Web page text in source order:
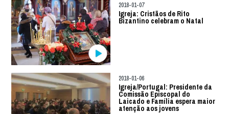
2018-01-07
Igreja: Cristãos de Rito
Bizantino celebram o Natal
2018-01-06
Igreja/Portugal: Presidente da
Comissão Episcopal do
Laicado e Família espera maior
atenção aos jovens